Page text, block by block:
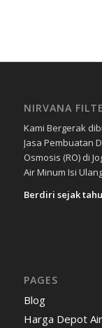
NIRVANA
Kami Bergerak
Jasa Pembuatan
Osmosis (RO) di
Air Minum Isi
Berdiri sejak
PAGES
Blog
Harga Depot